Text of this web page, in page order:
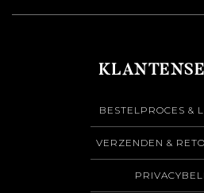
BESTELPROCES &
VERZENDEN &